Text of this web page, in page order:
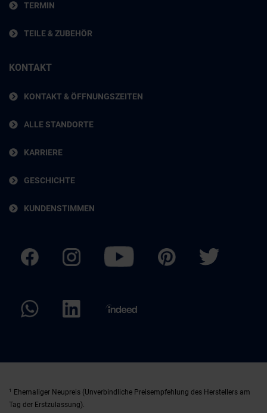
TERMIN
TEILE & ZUBEHÖR
KONTAKT
KONTAKT & ÖFFNUNGSZEITEN
ALLE STANDORTE
KARRIERE
GESCHICHTE
KUNDENSTIMMEN
1
Ehemaliger Neupreis (Unverbindliche Preisempfehlung des Herstellers am
Tag der Erstzulassung).